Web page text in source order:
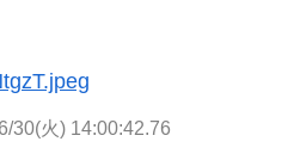
30(火) 14:00:42.76